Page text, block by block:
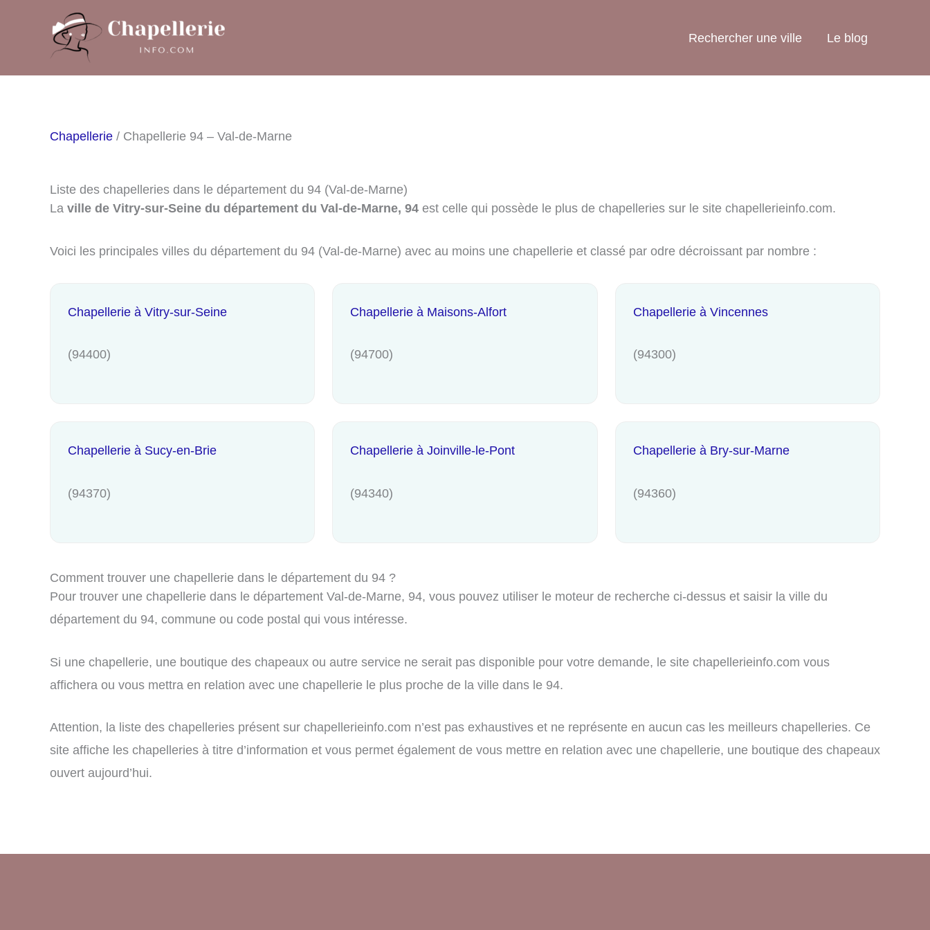
Rechercher une ville Le blog
Chapellerie / Chapellerie 94 – Val-de-Marne
Liste des chapelleries dans le département du 94 (Val-de-Marne)
La ville de Vitry-sur-Seine du département du Val-de-Marne, 94 est celle qui possède le plus de chapelleries sur le site chapellerieinfo.com.
Voici les principales villes du département du 94 (Val-de-Marne) avec au moins une chapellerie et classé par odre décroissant par nombre :
Chapellerie à Vitry-sur-Seine
(94400)
Chapellerie à Maisons-Alfort
(94700)
Chapellerie à Vincennes
(94300)
Chapellerie à Sucy-en-Brie
(94370)
Chapellerie à Joinville-le-Pont
(94340)
Chapellerie à Bry-sur-Marne
(94360)
Comment trouver une chapellerie dans le département du 94 ?
Pour trouver une chapellerie dans le département Val-de-Marne, 94, vous pouvez utiliser le moteur de recherche ci-dessus et saisir la ville du
département du 94, commune ou code postal qui vous intéresse.
Si une chapellerie, une boutique des chapeaux ou autre service ne serait pas disponible pour votre demande, le site chapellerieinfo.com vous
affichera ou vous mettra en relation avec une chapellerie le plus proche de la ville dans le 94.
Attention, la liste des chapelleries présent sur chapellerieinfo.com n’est pas exhaustives et ne représente en aucun cas les meilleurs chapelleries. Ce
site affiche les chapelleries à titre d’information et vous permet également de vous mettre en relation avec une chapellerie, une boutique des chapeaux
ouvert aujourd’hui.